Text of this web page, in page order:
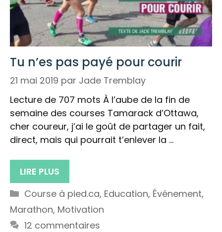
Tu n’es pas payé pour courir
21 mai 2019 par Jade Tremblay
Lecture de 707 mots À l’aube de la fin de
semaine des courses Tamarack d’Ottawa,
cher coureur, j’ai le goût de partager un fait,
direct, mais qui pourrait t’enlever la …
LIRE PLUS
Catégories
Course à pied.ca, Education, Événement,
Marathon, Motivation
12 commentaires